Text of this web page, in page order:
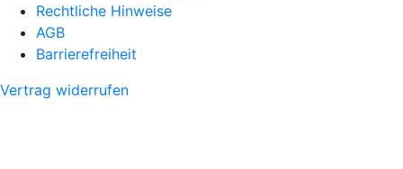
Rechtliche Hinweise
AGB
Barrierefreiheit
Vertrag widerrufen